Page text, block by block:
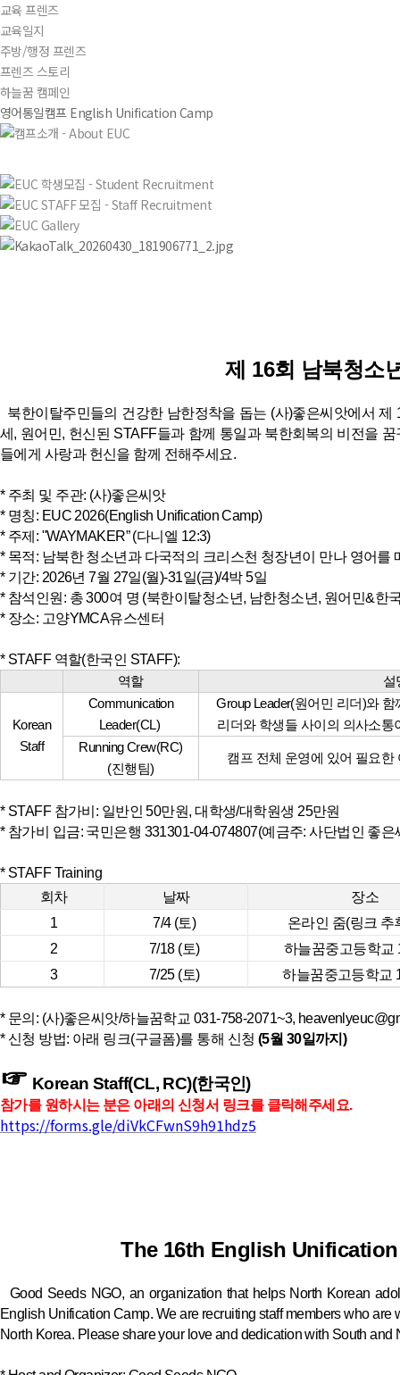
교육 프렌즈
교육일지
주방/행정 프렌즈
프렌즈 스토리
하늘꿈 캠페인
영어통일캠프 English Unification Camp
제 16회 남북청소
북한이탈주민들의 건강한 남한정착을 돕는 (사)좋은씨앗에서
세, 원어민, 헌신된 STAFF들과 함께 통일과 북한회복의 비전을
들에게 사랑과 헌신을 함께 전해주세요.
* 주최 및 주관: (사)좋은씨앗
* 명칭: EUC 2026(English Unification Camp)
* 주제: "WAYMAKER” (다니엘 12:3)
* 목적: 남북한 청소년과 다국적의 크리스천 청장년이 만나 영어
* 기간: 2026년 7월 27일(월)-31일(금)/4박 5일
* 참석인원: 총 300여 명 (북한이탈청소년, 남한청소년, 원어민&한
* 장소: 고양YMCA유스센터
* STAFF 역할(한국인 STAFF):
역할 설
Korean
Staff
Communication
Leader(CL)
Group Leader(원어민 리더)와
리더와 학생들 사이의 의사소
Running Crew(RC)
(진행팀)
캠프 전체 운영에 있어 필요
* STAFF 참가비: 일반인 50만원, 대학생/대학원생 25만원
* 참가비 입금: 국민은행 331301-04-074807(예금주: 사단법인 좋은
* STAFF Training
회차
날짜
장소
1
7/4 (토)
온라인 줌(링크 추
2
7/18 (토)
하늘꿈중고등학교
3
7/25 (토) 하늘꿈중고등학교
* 문의: (사)좋은씨앗/하늘꿈학교 031-758-2071~3,
* 신청 방법: 아래 링크(구글폼)를 통해 신청 (5월 30일까지)
☞ Korean Staff(CL, RC)(한국인)
참가를 원하시는 분은 아래의 신청서 링크를 클릭해주세요.
https://forms.gle/diVkCFwnS9h91hdz5
The 16th English
Good Seeds NGO, an organization that helps North Korean
English Unification Camp. We are recruiting staff members who
North Korea. Please share your love and dedication with South